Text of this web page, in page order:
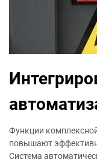
Функции
повышают
Система